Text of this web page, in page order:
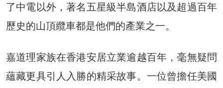
了中電以外，著名五星級半島酒店以及超過百年
歷史的山頂纜車都是他們的產業之一。
嘉道理家族在香港安居立業逾越百年，毫無疑問
蘊藏更具引人入勝的精采故事。一位曾擔任美國